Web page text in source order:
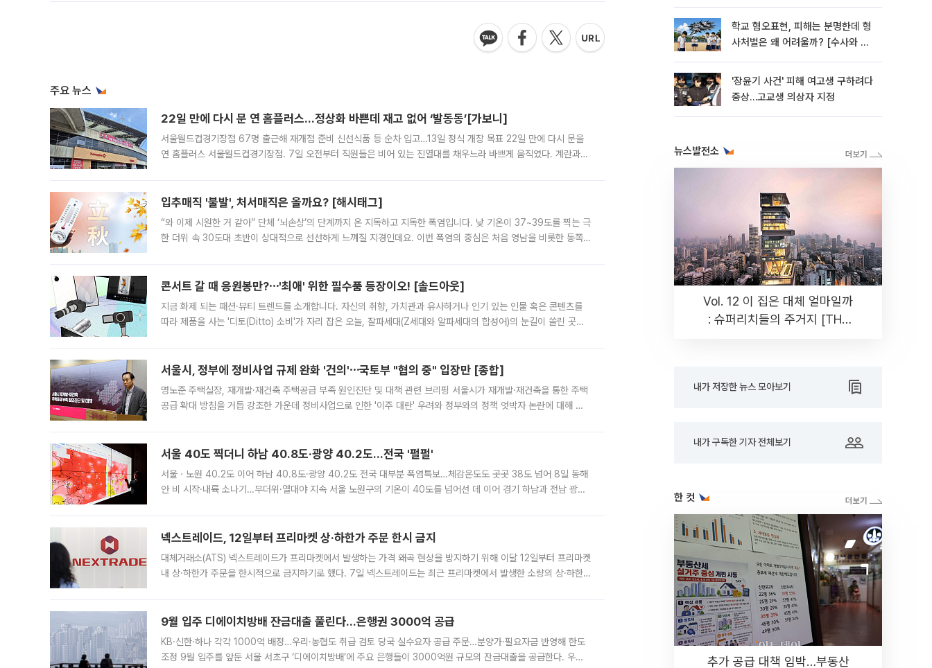
주요 뉴스
22일 만에 다시 문 연 홈플러스…정상화 바쁜데 재고 없어 ‘발동동’[가보니]
서울월드컵경기장점 67명 출근해 재개점 준비 신선식품 등 순차 입고…13일 정식 개장 목표 22일 만에 다시 문을
연 홈플러스 서울월드컵경기장점. 7일 오전부터 직원들은 비어 있는 진열대를 채우느라 바쁘게 움직였다. 계란과
입추매직 '불발', 처서매직은 올까요? [해시태그]
“와 이제 시원한 거 같아” 단체 ‘뇌손상’의 단계까지 온 지독하고 지독한 폭염입니다. 낮 기온이 37~39도를 찍는 극
한 더위 속 30도대 초반이 상대적으로 선선하게 느껴질 지경인데요. 이번 폭염의 중심은 처음 영남을 비롯한 동쪽
콘서트 갈 때 응원봉만?⋯'최애' 위한 필수품 등장이오! [솔드아웃]
지금 화제 되는 패션·뷰티 트렌드를 소개합니다. 자신의 취향, 가치관과 유사하거나 인기 있는 인물 혹은 콘텐츠를
따라 제품을 사는 '디토(Ditto) 소비'가 자리 잡은 오늘, 잘파세대(Z세대와 알파세대의 합성어)의 눈길이 쏠린 곳은
서울시, 정부에 정비사업 규제 완화 '건의'⋯국토부 "협의 중" 입장만 [종합]
명노준 주택실장, 재개발·재건축 주택공급 부족 원인진단 및 대책 관련 브리핑 서울시가 재개발·재건축을 통한 주택
공급 확대 방침을 거듭 강조한 가운데 정비사업으로 인한 '이주 대란' 우려와 정부와의 정책 엇박자 논란에 대해 정
서울 40도 찍더니 하남 40.8도·광양 40.2도…전국 '펄펄'
서울ㆍ노원 40.2도 이어 하남 40.8도·광양 40.2도 전국 대부분 폭염특보…체감온도도 곳곳 38도 넘어 8일 동해
안 비 시작·내륙 소나기…무더위·열대야 지속 서울 노원구의 기온이 40도를 넘어선 데 이어 경기 하남과 전남 광양
넥스트레이드, 12일부터 프리마켓 상·하한가 주문 한시 금지
대체거래소(ATS) 넥스트레이드가 프리마켓에서 발생하는 가격 왜곡 현상을 방지하기 위해 이달 12일부터 프리마켓
내 상·하한가 주문을 한시적으로 금지하기로 했다. 7일 넥스트레이드는 최근 프리마켓에서 발생한 소량의 상·하한
9월 입주 디에이치방배 잔금대출 풀린다…은행권 3000억 공급
KB·신한·하나 각각 1000억 배정…우리·농협도 취급 검토 당국 실수요자 공급 주문…분양가·필요자금 반영해 한도
조정 9월 입주를 앞둔 서울 서초구 ‘디에이치방배’에 주요 은행들이 3000억원 규모의 잔금대출을 공급한다. 우리
학교 혐오표현, 피해는 분명한데 형
사처벌은 왜 어려울까? [수사와 재
'장윤기 사건' 피해 여고생 구하려다
중상…고교생 의상자 지정
뉴스발전소
Vol. 12 이 집은 대체 얼마일까
: 슈퍼리치들의 주거지 [THE
내가 저장한 뉴스 모아보기
내가 구독한 기자 전체보기
한 컷
추가 공급 대책 임박…부동산